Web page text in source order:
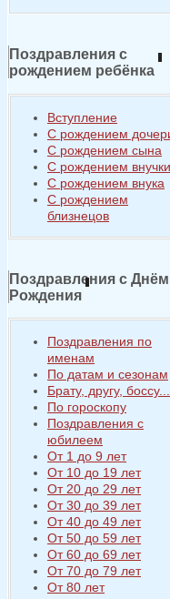
Поздравления с
рождением ребёнка
Вступление
С рождением
С рождением сына
С рождением внучки
С рождением внука
С рождением
близнецов
Поздравления с Днём
Рождения
Поздравления по
именам
По датам и сезонам
Брату, другу, боссу...
По гороскопу
Поздравления с
юбилеем
От 1 до 9 лет
От 10 до 19 лет
От 20 до 29 лет
От 30 до 39 лет
От 40 до 49 лет
От 50 до 59 лет
От 60 до 69 лет
От 70 до 79 лет
От 80 лет